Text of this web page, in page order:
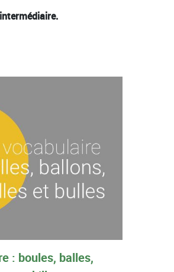
: boules, balles,